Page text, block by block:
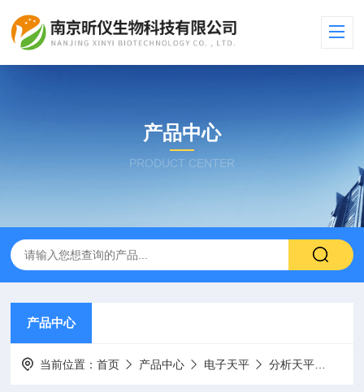
产品中心
PRODUCT CENTER
产品中心
当前位置：首页 产品中心 电子天平 分析天平